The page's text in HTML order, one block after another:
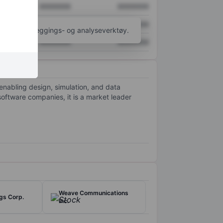
XXXXXXX XXXXXXX
flere kartleggings- og analyseverktøy.
design, simulation, and data
companies, it is a market leader
Corp.
Weave Communications
Inc.